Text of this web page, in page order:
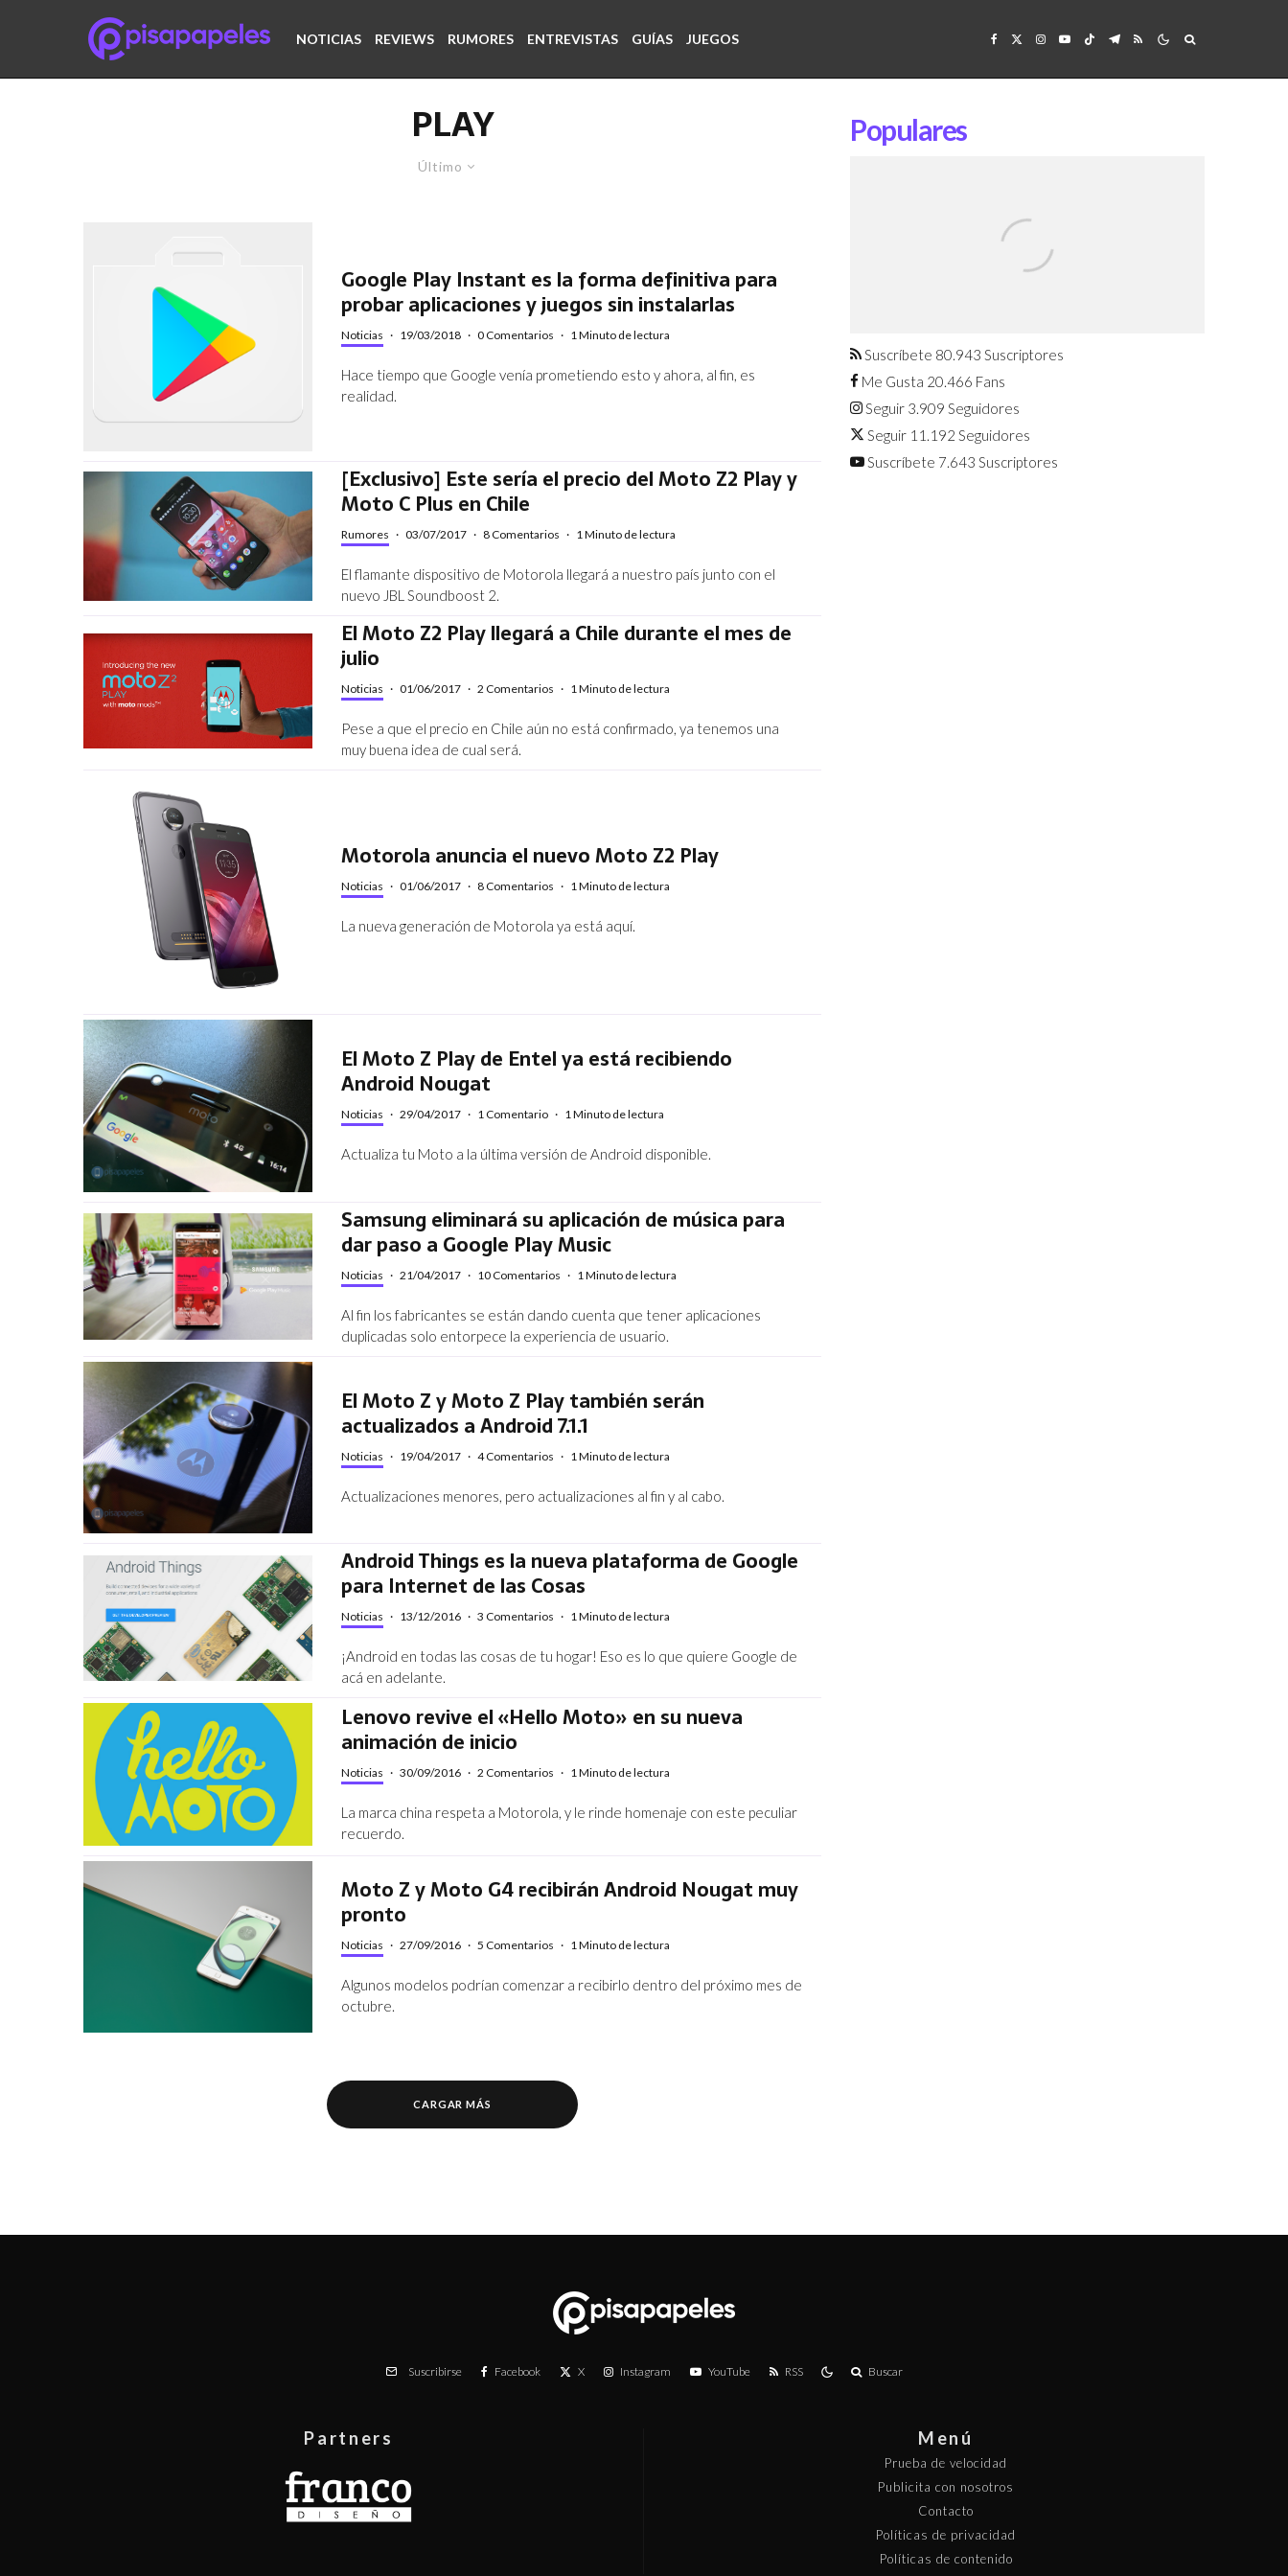
NOTICIAS REVIEWS RUMORES ENTREVISTAS GUÍAS JUEGOS
PLAY
Último
Google Play Instant es la forma definitiva para
probar aplicaciones y juegos sin instalarlas
Noticias · 19/03/2018 · 0 Comentarios · 1 Minuto de lectura
Hace tiempo que Google venía prometiendo esto y ahora, al fin, es
realidad.
[Exclusivo] Este sería el precio del Moto Z2 Play y
Moto C Plus en Chile
Rumores · 03/07/2017 · 8 Comentarios · 1 Minuto de lectura
El flamante dispositivo de Motorola llegará a nuestro país junto con el
nuevo JBL Soundboost 2.
El Moto Z2 Play llegará a Chile durante el mes de
julio
Noticias · 01/06/2017 · 2 Comentarios · 1 Minuto de lectura
Pese a que el precio en Chile aún no está confirmado, ya tenemos una
muy buena idea de cual será.
Motorola anuncia el nuevo Moto Z2 Play
Noticias · 01/06/2017 · 8 Comentarios · 1 Minuto de lectura
La nueva generación de Motorola ya está aquí.
El Moto Z Play de Entel ya está recibiendo
Android Nougat
Noticias · 29/04/2017 · 1 Comentario · 1 Minuto de lectura
Actualiza tu Moto a la última versión de Android disponible.
Samsung eliminará su aplicación de música para
dar paso a Google Play Music
Noticias · 21/04/2017 · 10 Comentarios · 1 Minuto de lectura
Al fin los fabricantes se están dando cuenta que tener aplicaciones
duplicadas solo entorpece la experiencia de usuario.
El Moto Z y Moto Z Play también serán
actualizados a Android 7.1.1
Noticias · 19/04/2017 · 4 Comentarios · 1 Minuto de lectura
Actualizaciones menores, pero actualizaciones al fin y al cabo.
Android Things es la nueva plataforma de Google
para Internet de las Cosas
Noticias · 13/12/2016 · 3 Comentarios · 1 Minuto de lectura
¡Android en todas las cosas de tu hogar! Eso es lo que quiere Google de
acá en adelante.
Lenovo revive el «Hello Moto» en su nueva
animación de inicio
Noticias · 30/09/2016 · 2 Comentarios · 1 Minuto de lectura
La marca china respeta a Motorola, y le rinde homenaje con este peculiar
recuerdo.
Moto Z y Moto G4 recibirán Android Nougat muy
pronto
Noticias · 27/09/2016 · 5 Comentarios · 1 Minuto de lectura
Algunos modelos podrían comenzar a recibirlo dentro del próximo mes de
octubre.
CARGAR MÁS
Populares
agosto
Suscríbete 80.943 Suscriptores
Me Gusta 20.466 Fans
Seguir 3.909 Seguidores
Seguir 11.192 Seguidores
Suscríbete 7.643 Suscriptores
Suscribirse Facebook X Instagram YouTube RSS Buscar
Partners Menú
Prueba de velocidad
Publicita con nosotros
Contacto
Políticas de privacidad
Políticas de contenido